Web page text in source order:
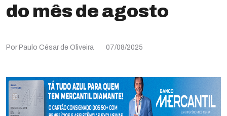
do mês de agosto
Por Paulo César de Oliveira 07/08/2025